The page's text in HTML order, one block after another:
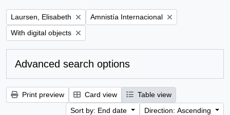
Remove filter:
Laursen, Elisabeth Remove filter:
Amnistía Internacional
Remove filter:
With digital objects
Advanced search options
Print preview Card view
Table view
Sort by: End date
Direction: Ascending